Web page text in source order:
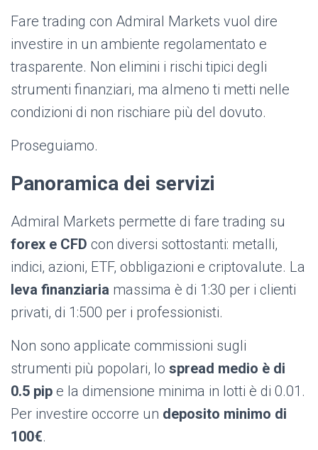
Fare trading con Admiral Markets vuol dire
investire in un ambiente regolamentato e
trasparente. Non elimini i rischi tipici degli
strumenti finanziari, ma almeno ti metti nelle
condizioni di non rischiare più del dovuto.
Proseguiamo.
Panoramica dei servizi
Admiral Markets permette di fare trading su
forex e CFD con diversi sottostanti: metalli,
indici, azioni, ETF, obbligazioni e criptovalute. La
leva finanziaria massima è di 1:30 per i clienti
privati, di 1:500 per i professionisti.
Non sono applicate commissioni sugli
strumenti più popolari, lo spread medio è di
0.5 pip e la dimensione minima in lotti è di 0.01.
Per investire occorre un deposito minimo di
100€.